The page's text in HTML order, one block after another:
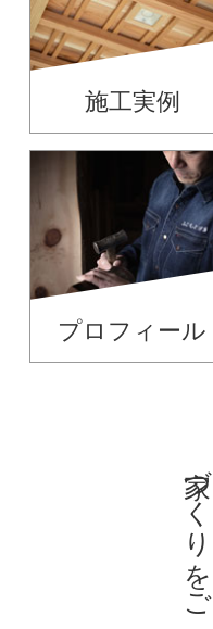
施工実例
プロフィール
家づくりをご提案